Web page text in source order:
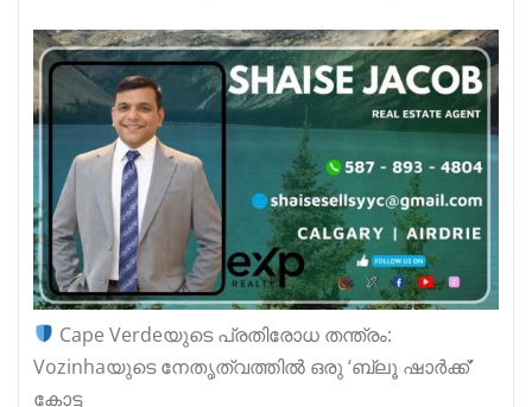
Cape Verdeയുടെ പ്രതിരോധ തന്ത്രം:
Vozinhaയുടെ നേതൃത്വത്തിൽ ഒരു ‘ബ്ലൂ ഷാർക്ക്’
കോട്ട